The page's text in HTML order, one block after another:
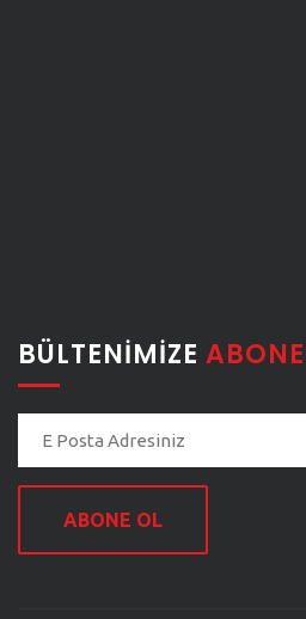
BÜLTENIMIZE
ABONE OL